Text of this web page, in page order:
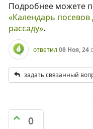
Подробнее можете
«Календарь посевов
рассаду».
ответил 08 Ноя, 24
задать связанный
0